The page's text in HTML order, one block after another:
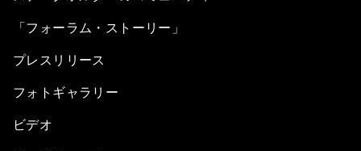
「フォーラム・ストーリー」
プレスリリース
フォトギャラリー
ビデオ